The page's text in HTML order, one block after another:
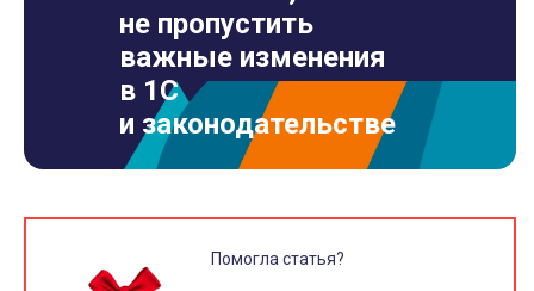
не пропустить
важные изменения
в 1С
и законодательстве
Помогла статья?